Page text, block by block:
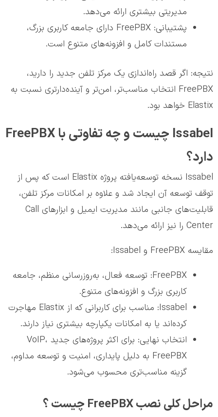
مدیریتی بیشتری ارائه می‌دهد.
پشتیبانی: FreePBX دارای جامعه کاربری بزرگ،
مستندات کامل و افزونه‌های متنوع است.
نتیجه: اگر قصد راه‌اندازی یک مرکز تلفن جدید را دارید،
FreePBX انتخاب مناسب‌تر، امن‌تر و آینده‌دارتری نسبت به
Elastix خواهد بود.
Issabel چیست و چه تفاوتی با FreePBX
دارد؟
Issabel نسخه توسعه‌یافته پروژه Elastix است که پس از
توقف توسعه آن ایجاد شد و علاوه بر امکانات مرکز تلفن،
قابلیت‌های جانبی مانند مدیریت ایمیل و ابزارهای Call
Center را نیز ارائه می‌دهد.
مقایسه FreePBX و Issabel:
FreePBX: توسعه فعال، به‌روزرسانی منظم، جامعه
کاربری بزرگ و افزونه‌های متنوع.
Issabel: مناسب برای کاربرانی که از Elastix مهاجرت
کرده‌اند یا به امکانات یکپارچه بیشتری نیاز دارند.
انتخاب نهایی: برای اکثر پروژه‌های جدید VoIP،
FreePBX به دلیل پایداری، امنیت و توسعه مداوم،
گزینه مناسب‌تری محسوب می‌شود.
مراحل کلی نصب FreePBX چیست ؟